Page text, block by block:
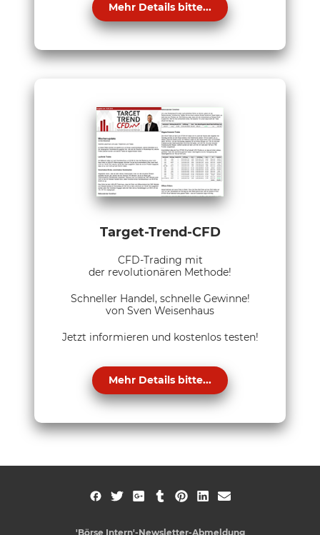
Mehr Details bitte...
Target-Trend-CFD
CFD-Trading mit
der revolutionären Methode!
Schneller Handel, schnelle Gewinne!
von Sven Weisenhaus
Jetzt informieren und kostenlos testen!
Mehr Details bitte...
'Börse Intern'-Newsletter-Abmeldung